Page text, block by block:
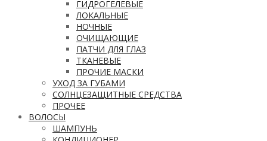
ГИДРОГЕЛЕВЫЕ
ЛОКАЛЬНЫЕ
НОЧНЫЕ
ОЧИЩАЮЩИЕ
ПАТЧИ ДЛЯ ГЛАЗ
ТКАНЕВЫЕ
ПРОЧИЕ МАСКИ
УХОД ЗА ГУБАМИ
СОЛНЦЕЗАЩИТНЫЕ СРЕДСТВА
ПРОЧЕЕ
ВОЛОСЫ
ШАМПУНЬ